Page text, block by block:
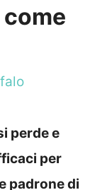
perde e
per
padrone di